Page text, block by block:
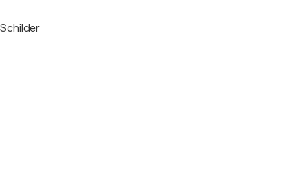
Schilder